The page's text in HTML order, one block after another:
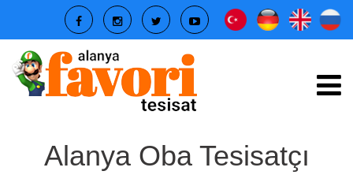
Alanya Oba Tesisatçı